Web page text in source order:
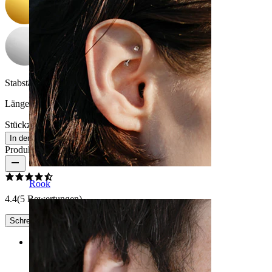
Rook
Stabstärke: 1,6 mm
Länge:38 mm
Stückzahl: 1
Ändern
In den Warenkorb
Produktbewertungen
4.4(5 Bewertungen)
Schreibe eine Bewertung